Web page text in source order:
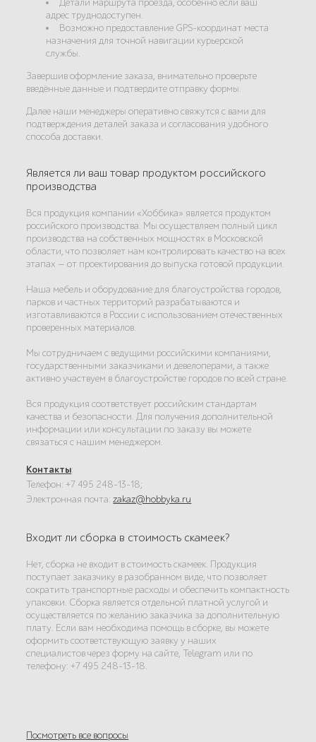
Детали маршрута проезда, особенно если ваш
адрес труднодоступен.
Возможно предоставление GPS-координат места
назначения для точной навигации курьерской
службы.
Завершив оформление заказа, внимательно проверьте
введённые данные и подтвердите отправку формы.
Далее наши менеджеры оперативно свяжутся с вами для
подтверждения деталей заказа и согласования удобного
способа доставки.
Является ли ваш товар продуктом российского
производства
Вся продукция компании «Хоббика» является продуктом
российского производства. Мы осуществляем полный цикл
производства на собственных мощностях в Московской
области, что позволяет нам контролировать качество на всех
этапах — от проектирования до выпуска готовой продукции.
Наша мебель и оборудование для благоустройства городов,
парков и частных территорий разрабатываются и
изготавливаются в России с использованием отечественных
проверенных материалов.
Мы сотрудничаем с ведущими российскими компаниями,
государственными заказчиками и девелоперами, а также
активно участвуем в благоустройстве городов по всей стране.
Вся продукция соответствует российским стандартам
качества и безопасности. Для получения дополнительной
информации или консультации по заказу вы можете
связаться с нашим менеджером.
Контакты:
Телефон: +7 495 248-13-18;
Электронная почта:zakaz@hobbyka.ru
Входит ли сборка в стоимость скамеек?
Нет, сборка не входит в стоимость скамеек. Продукция
поступает заказчику в разобранном виде, что позволяет
сократить транспортные расходы и обеспечить компактность
упаковки. Сборка является отдельной платной услугой и
осуществляется по желанию заказчика за дополнительную
плату. Если вам необходима помощь в сборке, вы можете
оформить соответствующую заявку у наших
специалистов через форму на сайте, Telegram или по
телефону: +7 495 248-13-18.
Посмотреть все вопросы